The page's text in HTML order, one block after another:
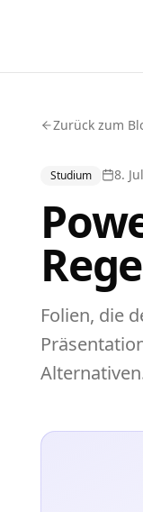
Zurück zum
Studium 8.
Folien, die